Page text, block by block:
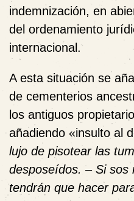
indemnización, en
del ordenamiento
internacional.
A esta situación se
de cementerios
los antiguos
añadiendo «insulto al
lujo de pisotear las
desposeídos. – Si sos
tendrán que hacer